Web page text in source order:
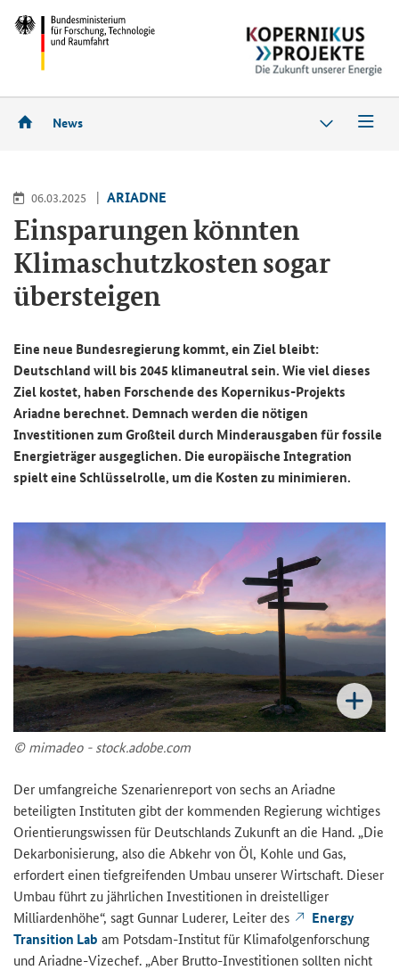
News
06.03.2025 ARIADNE
Einsparungen könnten
Klimaschutzkosten sogar
übersteigen
Eine neue Bundesregierung kommt, ein Ziel bleibt:
Deutschland will bis 2045 klimaneutral sein. Wie viel dieses
Ziel kostet, haben Forschende des Kopernikus-Projekts
Ariadne berechnet. Demnach werden die nötigen
Investitionen zum Großteil durch Minderausgaben für fossile
Energieträger ausgeglichen. Die europäische Integration
spielt eine Schlüsselrolle, um die Kosten zu minimieren.
© mimadeo - stock.adobe.com
Der umfangreiche Szenarienreport von sechs an Ariadne
beteiligten Instituten gibt der kommenden Regierung wichtiges
Orientierungswissen für Deutschlands Zukunft an die Hand. „Die
Dekarbonisierung, also die Abkehr von Öl, Kohle und Gas,
erfordert einen tiefgreifenden Umbau unserer Wirtschaft. Dieser
Umbau führt zu jährlichen Investitionen in dreistelliger
Milliardenhöhe“, sagt Gunnar Luderer, Leiter des
Energy
Transition Lab am Potsdam-Institut für Klimafolgenforschung
und Ariadne-Vizechef. „Aber Brutto-Investitionen sollten nicht